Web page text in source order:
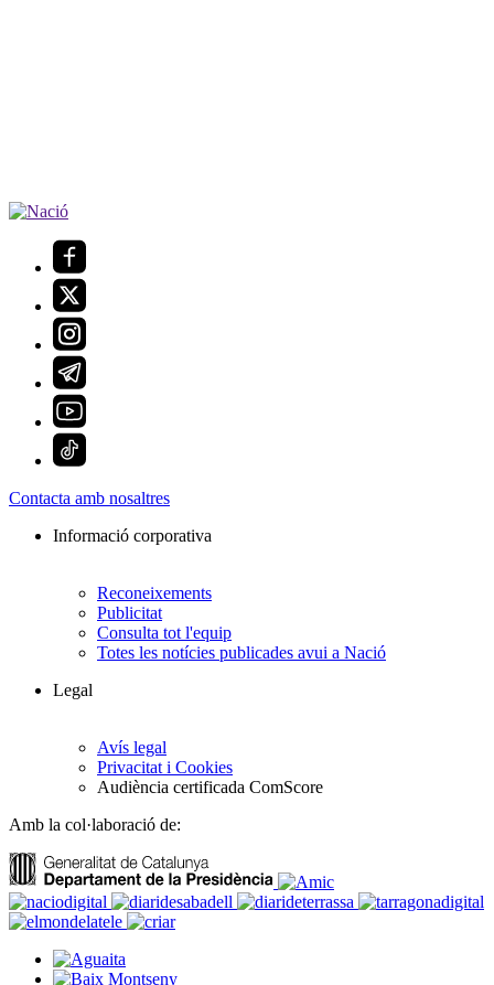
Contacta amb nosaltres
Informació corporativa
Reconeixements
Publicitat
Consulta tot l'equip
Totes les notícies publicades avui a Nació
Legal
Avís legal
Privacitat i Cookies
Audiència certificada ComScore
Amb la col·laboració de: